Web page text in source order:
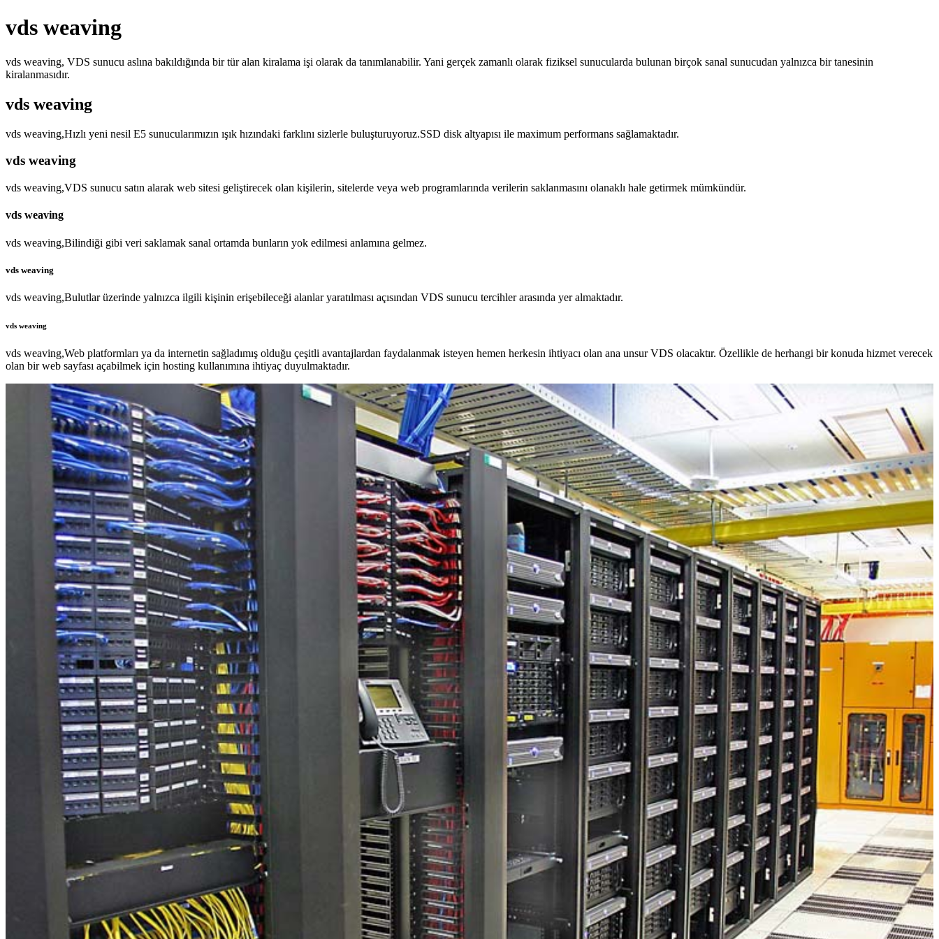
vds weaving
vds weaving, VDS sunucu aslına bakıldığında bir tür alan kiralama işi olarak da tanımlanabilir. Yani gerçek zamanlı olarak fiziksel sunucularda bulunan birçok sanal sunucudan yalnızca bir tanesinin
kiralanmasıdır.
vds weaving
vds weaving,Hızlı yeni nesil E5 sunucularımızın ışık hızındaki farklını sizlerle buluşturuyoruz.SSD disk altyapısı ile maximum performans sağlamaktadır.
vds weaving
vds weaving,VDS sunucu satın alarak web sitesi geliştirecek olan kişilerin, sitelerde veya web programlarında verilerin saklanmasını olanaklı hale getirmek mümkündür.
vds weaving
vds weaving,Bilindiği gibi veri saklamak sanal ortamda bunların yok edilmesi anlamına gelmez.
vds weaving
vds weaving,Bulutlar üzerinde yalnızca ilgili kişinin erişebileceği alanlar yaratılması açısından VDS sunucu tercihler arasında yer almaktadır.
vds weaving
vds weaving,Web platformları ya da internetin sağladımış olduğu çeşitli avantajlardan faydalanmak isteyen hemen herkesin ihtiyacı olan ana unsur VDS olacaktır. Özellikle de herhangi bir konuda hizmet verecek
olan bir web sayfası açabilmek için hosting kullanımına ihtiyaç duyulmaktadır.